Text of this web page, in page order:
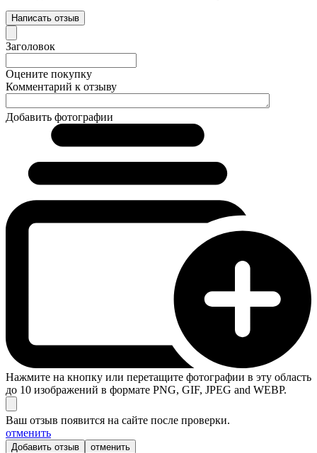
Написать отзыв
Заголовок
Оцените покупку
Комментарий к отзыву
Добавить фотографии
Нажмите на кнопку или перетащите фотографии в эту область
до 10 изображений в формате PNG, GIF, JPEG and WEBP.
Ваш отзыв появится на сайте после проверки.
отменить
отменить